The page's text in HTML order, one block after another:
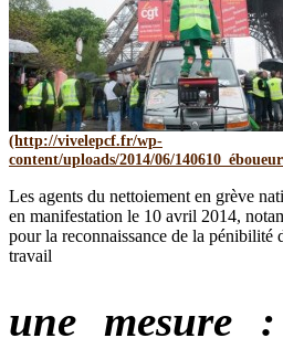
Les agents du nettoiement en grève
en manifestation le 10 avril 2014,
pour la reconnaissance de la pénibilité
travail
une mesure